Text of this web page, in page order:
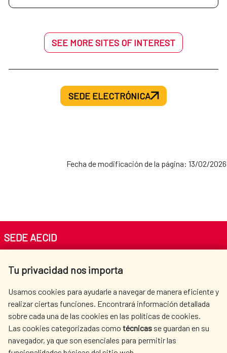
SEE MORE SITES OF INTEREST
SEDE ELECTRÓNICA
Fecha de modificación de la página: 13/02/2026
Tu privacidad nos importa
Usamos cookies para ayudarle a navegar de manera eficiente y
realizar ciertas funciones. Encontrará información detallada
sobre cada una de las cookies en las políticas de cookies.
Las cookies categorizadas como técnicas se guardan en su
navegador, ya que son esenciales para permitir las
SEDE AECID
Tel. +34 900 20 30 54​​​​​​​
AECID
WHERE DO WE COOPERATE?
SPANISH HUMANITARIAN
ACTION
PRESS ROOM